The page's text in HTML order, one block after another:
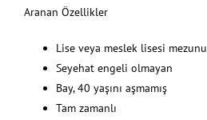
Aranan Özellikler
Lise veya meslek lisesi mezunu
Seyehat engeli olmayan
Bay, 40 yaşını aşmamış
Tam zamanlı